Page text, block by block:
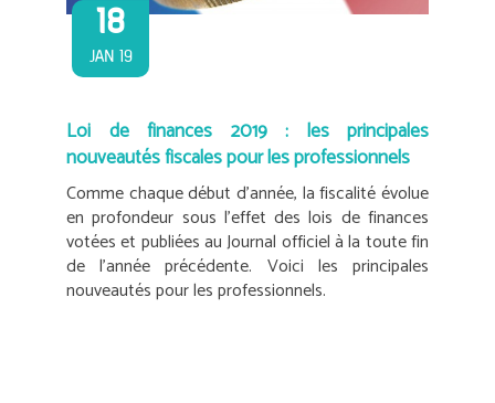
18
JAN 19
Loi de finances 2019 : les principales
nouveautés fiscales pour les professionnels
Comme chaque début d’année, la fiscalité évolue
en profondeur sous l’effet des lois de finances
votées et publiées au Journal officiel à la toute fin
de l’année précédente. Voici les principales
nouveautés pour les professionnels.